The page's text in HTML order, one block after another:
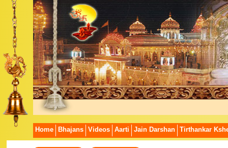
Home Bhajans Videos Aarti Jain Darshan Tirthankar